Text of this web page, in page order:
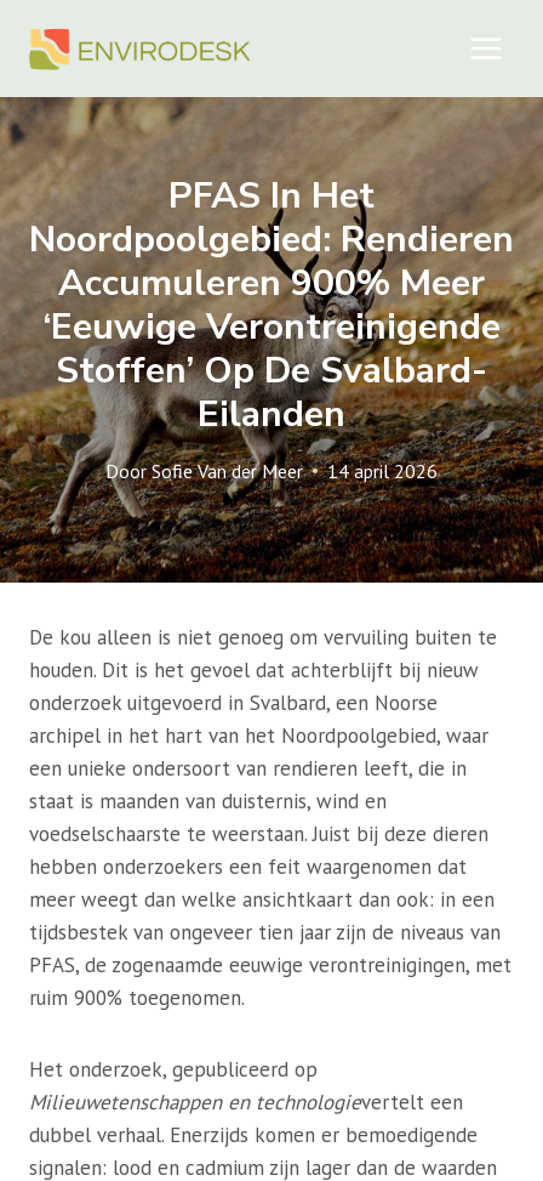
naar
PFAS In Het
Noordpoolgebied: Rendieren
Accumuleren 900% Meer
‘eeuwige Verontreinigende
Stoffen’ Op De Svalbard-
Eilanden
DoorSofie Van der Meer 14 april 2026
De kou alleen is niet genoeg om vervuiling buiten te
houden. Dit is het gevoel dat achterblijft bij nieuw
onderzoek uitgevoerd in Svalbard, een Noorse
archipel in het hart van het Noordpoolgebied, waar
een unieke ondersoort van rendieren leeft, die in
staat is maanden van duisternis, wind en
voedselschaarste te weerstaan. Juist bij deze dieren
hebben onderzoekers een feit waargenomen dat
meer weegt dan welke ansichtkaart dan ook: in een
tijdsbestek van ongeveer tien jaar zijn de niveaus van
PFAS, de zogenaamde eeuwige verontreinigingen, met
ruim 900% toegenomen.
Het onderzoek, gepubliceerd op
Milieuwetenschappen en technologievertelt een
dubbel verhaal. Enerzijds komen er bemoedigende
signalen: lood en cadmium zijn lager dan de waarden